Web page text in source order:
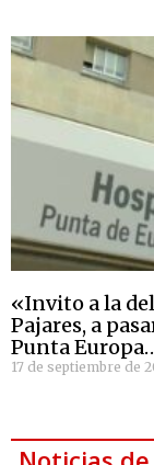
«Invito a la
Pajares, a
Punta
17 de septiembre de